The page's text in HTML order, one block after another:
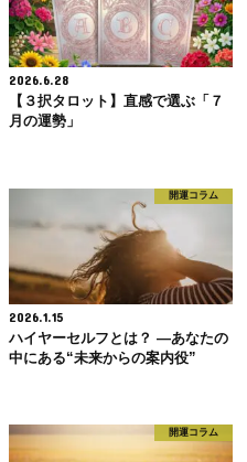
2026.6.28
【３択タロット】直感で選ぶ「７
月の運勢」
開運コラム
2026.1.15
ハイヤーセルフとは？ ―あなたの
中にある“未来からの案内役”
開運コラム